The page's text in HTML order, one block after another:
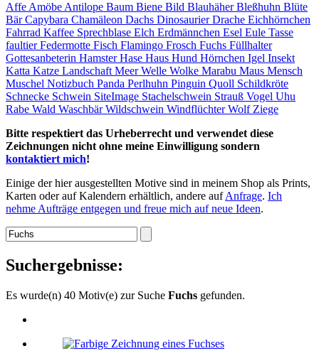
Affe Amöbe Antilope Baum Biene Bild BlauhäherBleßhuhn Blüte
BärCapybara Chamäleon Dachs DinosaurierDrache Eichhörnchen
Fahrrad Kaffee Sprechblase Elch Erdmännchen Esel Eule Tasse
faultierFedermotte Fisch Flamingo Frosch Fuchs Füllhalter
Gottesanbeterin HamsterHase Haus Hund Hörnchen Igel Insekt
Katta Katze Landschaft MeerWelle Wolke Marabu Maus Mensch
Muschel Notizbuch Panda Perlhuhn Pinguin Quoll Schildkröte
Schnecke Schwein SiteImage Stachelschwein Strauß Vogel Uhu
Rabe Wald WaschbärWildschwein WindflüchterWolf Ziege
Bitte respektiert das Urheberrecht und verwendet diese
Zeichnungen nicht ohne meine Einwilligung sondern
kontaktiert mich!
Einige der hier ausgestellten Motive sind in meinem Shop als Prints,
Karten oder auf Kalendern erhältlich, andere aufAnfrage. Ich
nehme Aufträge entgegen und freue mich auf neue Ideen.
Suchergebnisse:
Es wurde(n) 40 Motiv(e) zur Suche Fuchs gefunden.